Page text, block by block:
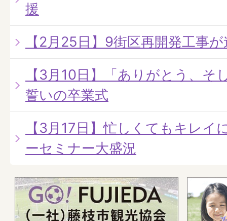
援
【2月25日】9街区再開発工事
【3月10日】「ありがとう、そ
誓いの卒業式
【3月17日】忙しくてもキレイ
ーセミナー大盛況